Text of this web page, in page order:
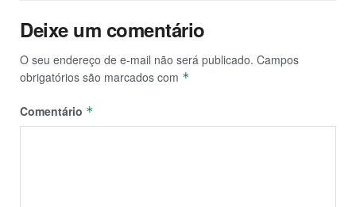
Deixe um comentário
O seu endereço de e-mail não será publicado. Campos
obrigatórios são marcados com *
Comentário *